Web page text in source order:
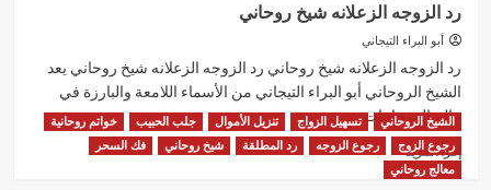
الحبيب
بسرعه
افضل
شيخ
رد الزوجه الزعلانه شيخ روحاني
أبو البراء التيجاني
رد الزوجه الزعلانه شيخ روحاني رد الزوجه الزعلانه شيخ روحاني يعد
الشيخ الروحاني أبو البراء التيجاني من الأسماء اللامعة والبارزة في
عالم الروحانيات...
إقرأ المزيداقرأ
المزيد
الشيخ الروحاني تسهيل الزواج تنزيل الأموال جلب الحبيب
خواتم روحانية
رجوع الزوج
رجوع الزوجه رد المطلقة شيخ روحاني
فك السحر
معالج روحاني